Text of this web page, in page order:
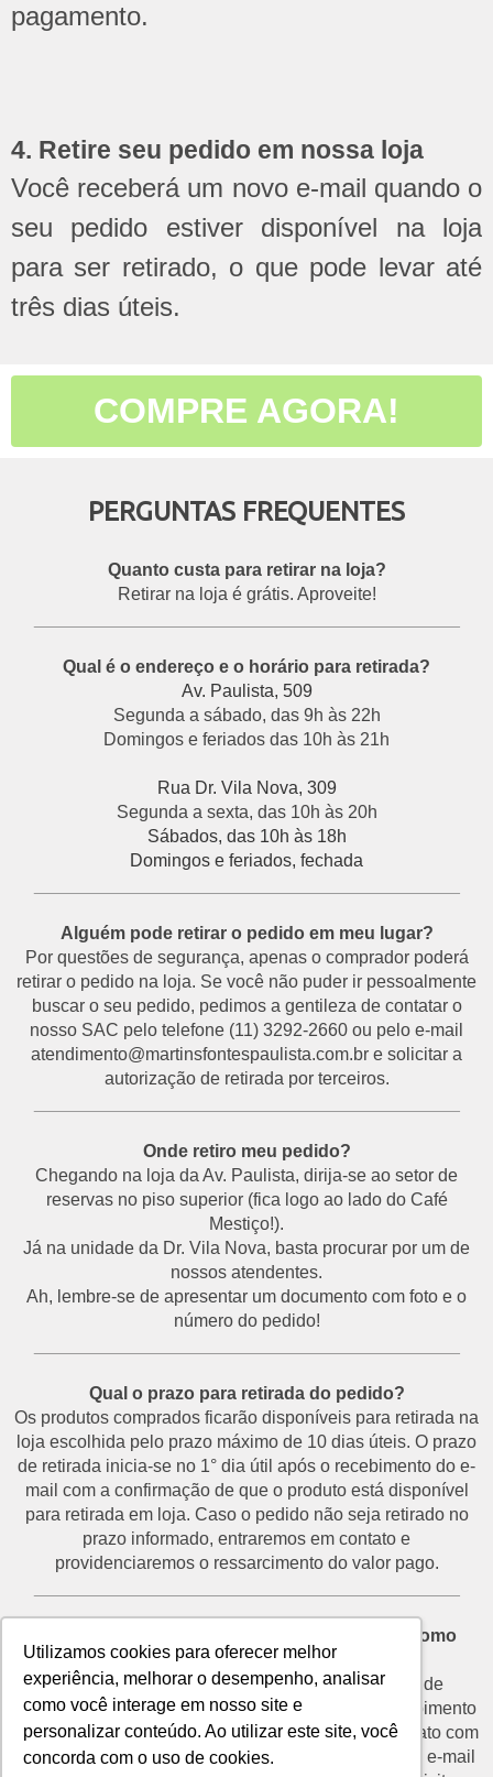
Utilizamos cookies para oferecer melhor
experiência, melhorar o desempenho, analisar
como você interage em nosso site e
personalizar conteúdo. Ao utilizar este site, você
concorda com o uso de cookies.
pagamento.
4. Retire seu pedido em nossa loja
Você receberá um novo e-mail quando o
seu pedido estiver disponível na loja
para ser retirado, o que pode levar até
três dias úteis.
COMPRE AGORA!
PERGUNTAS FREQUENTES
Quanto custa para retirar na loja?
Retirar na loja é grátis. Aproveite!
Qual é o endereço e o horário para retirada?
Av. Paulista, 509
Segunda a sábado, das 9h às 22h
Domingos e feriados das 10h às 21h
Rua Dr. Vila Nova, 309
Segunda a sexta, das 10h às 20h
Sábados, das 10h às 18h
Domingos e feriados, fechada
Alguém pode retirar o pedido em meu lugar?
Por questões de segurança, apenas o comprador poderá
retirar o pedido na loja. Se você não puder ir pessoalmente
buscar o seu pedido, pedimos a gentileza de contatar o
nosso SAC pelo telefone (11) 3292-2660 ou pelo e-mail
atendimento@martinsfontespaulista.com.br e solicitar a
autorização de retirada por terceiros.
Onde retiro meu pedido?
Chegando na loja da Av. Paulista, dirija-se ao setor de
reservas no piso superior (fica logo ao lado do Café
Mestiço!).
Já na unidade da Dr. Vila Nova, basta procurar por um de
nossos atendentes.
Ah, lembre-se de apresentar um documento com foto e o
número do pedido!
Qual o prazo para retirada do pedido?
Os produtos comprados ficarão disponíveis para retirada na
loja escolhida pelo prazo máximo de 10 dias úteis. O prazo
de retirada inicia-se no 1° dia útil após o recebimento do e-
mail com a confirmação de que o produto está disponível
para retirada em loja. Caso o pedido não seja retirado no
prazo informado, entraremos em contato e
providenciaremos o ressarcimento do valor pago.
Desisti do pedido e não vou retirá-lo na loja. Como
proceder?
O prazo para devolução de produtos por motivo de
desistência é de até 7 dias corridos a partir do recebimento
do e-mail de confirmação de retirada. Entre em contato com
o nosso SAC através do telefone (11) 3292-2660 ou e-mail